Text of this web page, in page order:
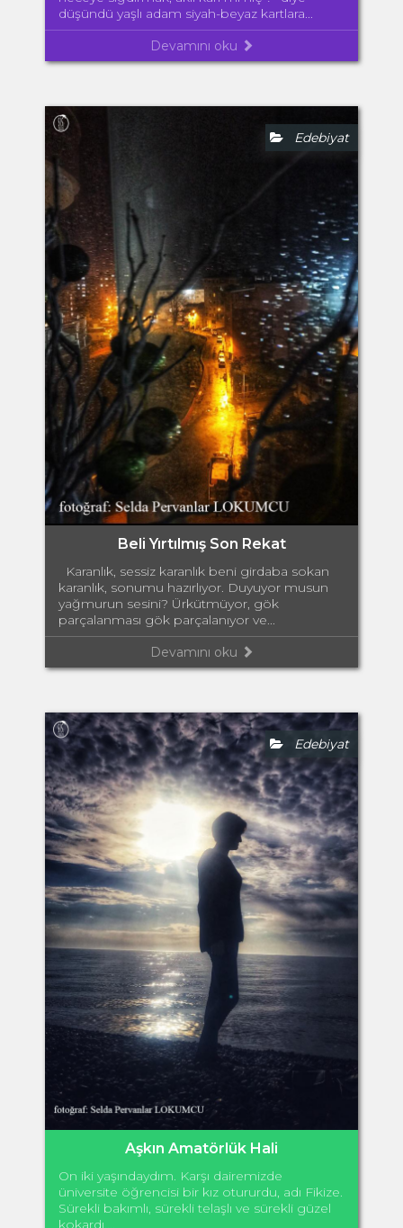
düşündü yaşlı adam siyah-beyaz kartlara...
Devamını oku
Edebiyat
Beli Yırtılmış Son Rekat
Karanlık, sessiz karanlık beni girdaba sokan
karanlık, sonumu hazırlıyor. Duyuyor musun
yağmurun sesini? Ürkütmüyor, gök
parçalanması gök parçalanıyor ve...
Devamını oku
Edebiyat
Aşkın Amatörlük Hali
On iki yaşındaydım. Karşı dairemizde
üniversite öğrencisi bir kız otururdu, adı Fikize.
Sürekli bakımlı, sürekli telaşlı ve sürekli güzel
kokardı....